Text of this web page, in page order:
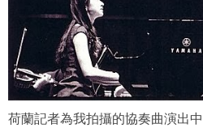
荷蘭記者為我拍攝的協奏曲演出中